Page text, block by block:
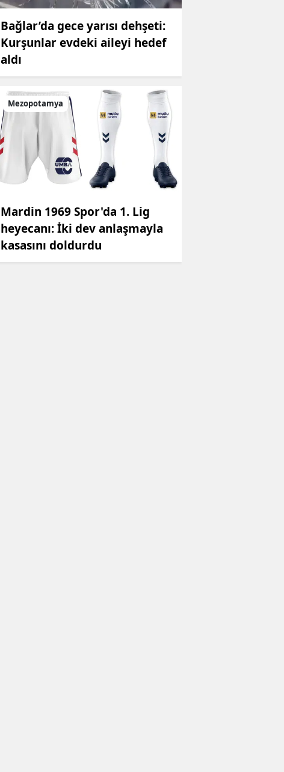
Bağlar’da gece yarısı dehşeti:
Kurşunlar evdeki aileyi hedef
aldı
Mezopotamya
Mardin 1969 Spor'da 1. Lig
heyecanı: İki dev anlaşmayla
kasasını doldurdu